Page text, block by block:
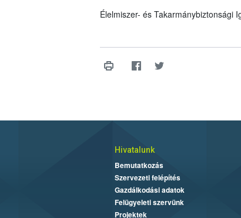
Élelmiszer- és Takarmánybiztonsági
Hivatalunk
Bemutatkozás
Szervezeti felépítés
Gazdálkodási adatok
Felügyeleti szervünk
Projektek